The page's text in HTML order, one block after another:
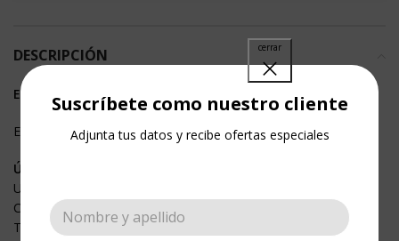
Suscríbete como nuestro cliente
Adjunta tus datos y recibe ofertas especiales
DESCRIPCIÓN
ESCARCHA ULTRAMETÁLICA
Escarcha de gran brillo metálico.
Úsalas también en:
Uñas
Cosmético
Textil